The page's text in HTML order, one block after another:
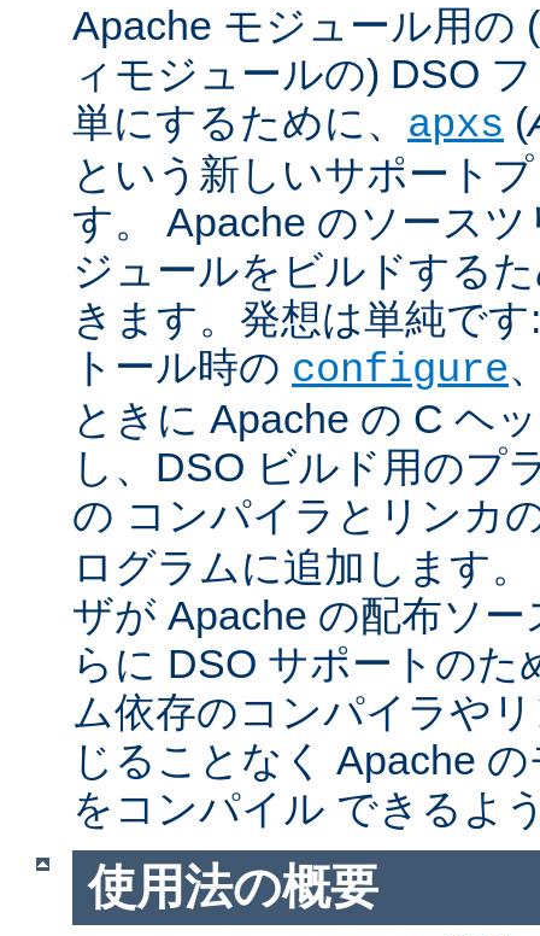
Apache モジュール用の
ィモジュールの) DSO
単にするために、 apxs (
という新しいサポート
す。 Apache のソースツ
ジュールをビルドする
きます。発想は単純で
トール時の configure
ときに Apache の C ヘ
し、DSO ビルド用のプ
の コンパイラとリンカ
ログラムに追加します
ザが Apache の配布ソ
らに DSO サポートの
ム依存のコンパイラや
じることなく Apache
をコンパイル できるよ
使用法の概要